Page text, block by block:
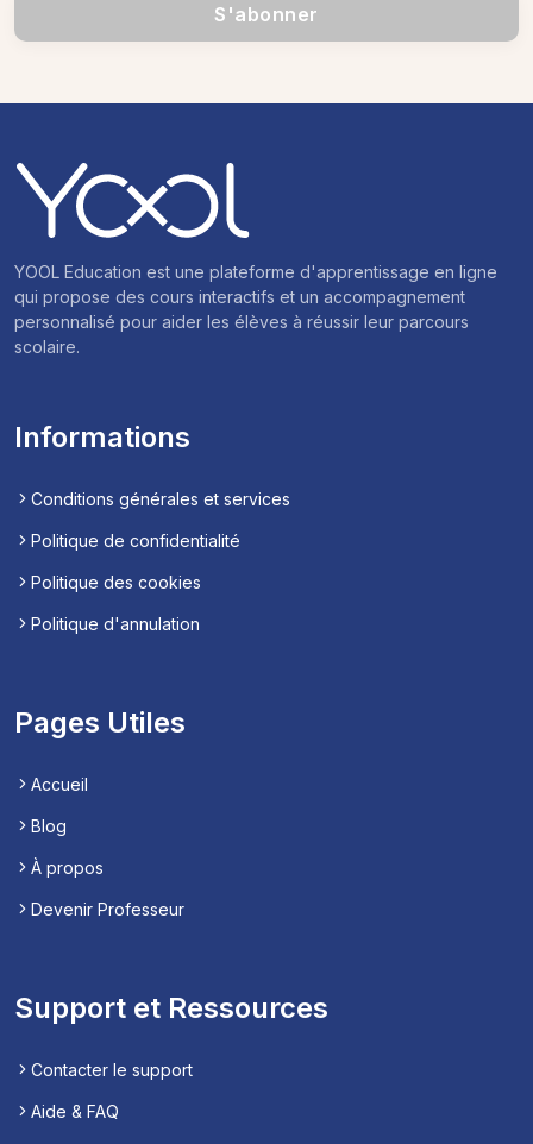
S'abonner
YOOL Education est une plateforme d'apprentissage en ligne
qui propose des cours interactifs et un accompagnement
personnalisé pour aider les élèves à réussir leur parcours
scolaire.
Informations
Conditions générales et services
Politique de confidentialité
Politique des cookies
Politique d'annulation
Pages Utiles
Accueil
Blog
À propos
Devenir Professeur
Support et Ressources
Contacter le support
Aide & FAQ